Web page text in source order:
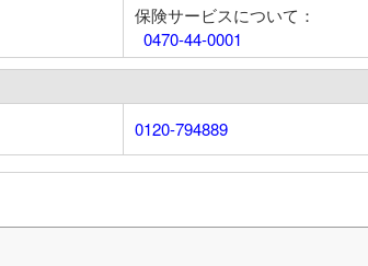
保険サービスについて：
0470-44-0001
0120-794889